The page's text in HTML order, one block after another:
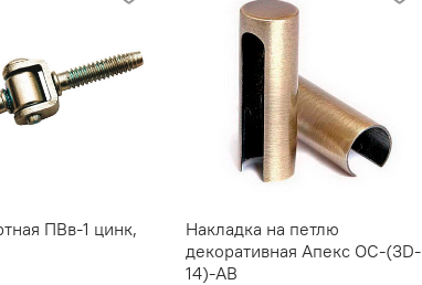
1 цинк,
Накладка на петлю
декоративная Апекс OC-(3D-
14)-AB